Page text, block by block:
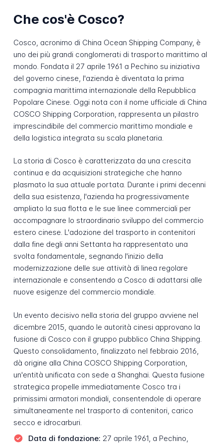
Che cos'è Cosco?
Cosco, acronimo di China Ocean Shipping Company, è
uno dei più grandi conglomerati di trasporto marittimo al
mondo. Fondata il 27 aprile 1961 a Pechino su iniziativa
del governo cinese, l'azienda è diventata la prima
compagnia marittima internazionale della Repubblica
Popolare Cinese. Oggi nota con il nome ufficiale di China
COSCO Shipping Corporation, rappresenta un pilastro
imprescindibile del commercio marittimo mondiale e
della logistica integrata su scala planetaria.
La storia di Cosco è caratterizzata da una crescita
continua e da acquisizioni strategiche che hanno
plasmato la sua attuale portata. Durante i primi decenni
della sua esistenza, l'azienda ha progressivamente
ampliato la sua flotta e le sue linee commerciali per
accompagnare lo straordinario sviluppo del commercio
estero cinese. L'adozione del trasporto in contenitori
dalla fine degli anni Settanta ha rappresentato una
svolta fondamentale, segnando l'inizio della
modernizzazione delle sue attività di linea regolare
internazionale e consentendo a Cosco di adattarsi alle
nuove esigenze del commercio mondiale.
Un evento decisivo nella storia del gruppo avviene nel
dicembre 2015, quando le autorità cinesi approvano la
fusione di Cosco con il gruppo pubblico China Shipping.
Questo consolidamento, finalizzato nel febbraio 2016,
dà origine alla China COSCO Shipping Corporation,
un'entità unificata con sede a Shanghai. Questa fusione
strategica propelle immediatamente Cosco tra i
primissimi armatori mondiali, consentendole di operare
simultaneamente nel trasporto di contenitori, carico
secco e idrocarburi.
Data di fondazione: 27 aprile 1961, a Pechino,